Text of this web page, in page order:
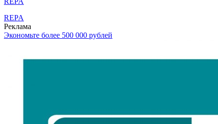
REPA
Реклама
Экономьте более 500 000 рублей